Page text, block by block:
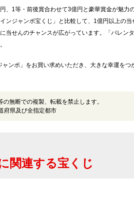
、1等・前後賞合わせて3億円と豪華賞金が魅力
ンジャンボ宝くじ」と比較して、1億円以上の当
当せんのチャンスが広がっています。「バレン
ンボ」をお買い求めいただき、大きな幸運をつ
無断での複製、転載を禁止します。
府県及び全指定都市
関連する宝くじ